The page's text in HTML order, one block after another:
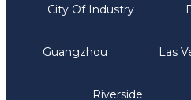
City Of Industry
Guangzhou Las
Riverside